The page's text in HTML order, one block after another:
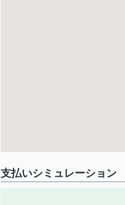
支払いシミュレーション